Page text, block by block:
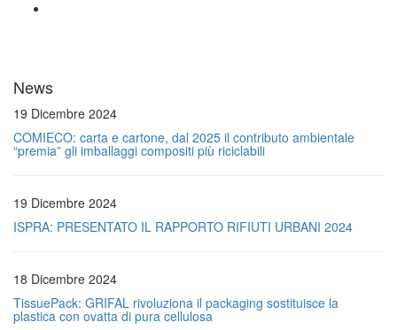
News
19 Dicembre 2024
COMIECO: carta e cartone, dal 2025 il contributo ambientale
“premia” gli imballaggi compositi più riciclabili
19 Dicembre 2024
ISPRA: PRESENTATO IL RAPPORTO RIFIUTI URBANI 2024
18 Dicembre 2024
TissuePack: GRIFAL rivoluziona il packaging sostituisce la
plastica con ovatta di pura cellulosa